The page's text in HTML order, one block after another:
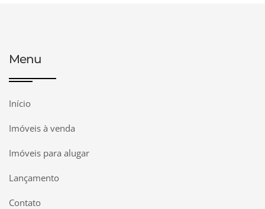
Menu
Início
Imóveis à venda
Imóveis para alugar
Lançamento
Contato